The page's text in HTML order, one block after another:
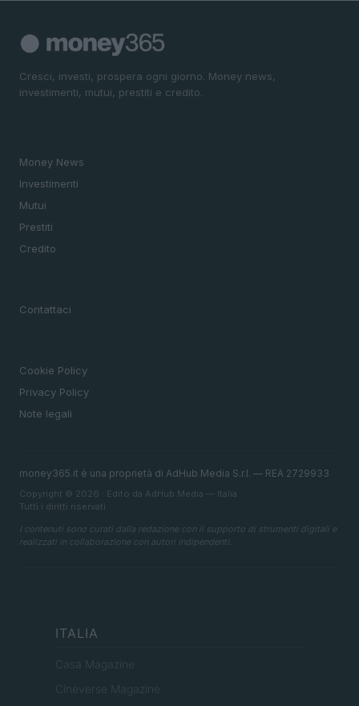
Cresci, investi, prospera ogni giorno. Money news,
investimenti, mutui, prestiti e credito.
Money News
Investimenti
Mutui
Prestiti
Credito
Contattaci
Cookie Policy
Privacy Policy
Note legali
money365.it è una proprietà di AdHub Media S.r.l. — REA 2729933
Copyright © 2026 · Edito da AdHub Media — Italia
Tutti i diritti riservati
I contenuti sono curati dalla redazione con il supporto di strumenti digitali e
realizzati in collaborazione con autori indipendenti.
ITALIA
Casa Magazine
Cineverse Magazine